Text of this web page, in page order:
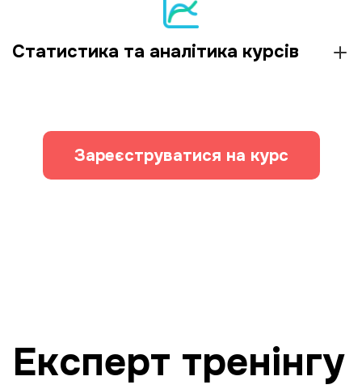
Статистика та аналітика курсів
Зареєструватися на курс
Експерт тренінгу